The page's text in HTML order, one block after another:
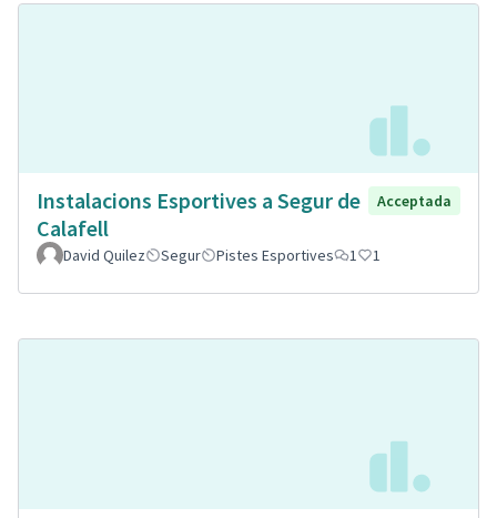
Instalacions Esportives a Segur de
Calafell
Acceptada
David Quilez Segur Pistes Esportives 1 1